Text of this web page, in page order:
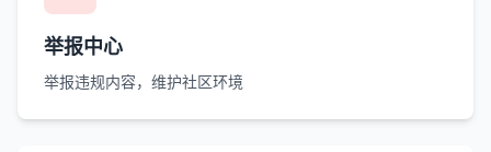
举报中心
举报违规内容，维护社区环境